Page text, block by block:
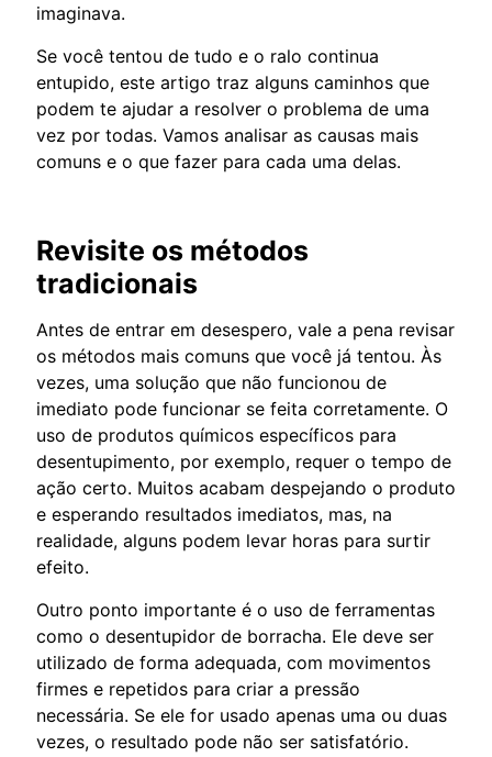
imaginava.
Se você tentou de tudo e o ralo continua
entupido, este artigo traz alguns caminhos que
podem te ajudar a resolver o problema de uma
vez por todas. Vamos analisar as causas mais
comuns e o que fazer para cada uma delas.
Revisite os métodos
tradicionais
Antes de entrar em desespero, vale a pena revisar
os métodos mais comuns que você já tentou. Às
vezes, uma solução que não funcionou de
imediato pode funcionar se feita corretamente. O
uso de produtos químicos específicos para
desentupimento, por exemplo, requer o tempo de
ação certo. Muitos acabam despejando o produto
e esperando resultados imediatos, mas, na
realidade, alguns podem levar horas para surtir
efeito.
Outro ponto importante é o uso de ferramentas
como o desentupidor de borracha. Ele deve ser
utilizado de forma adequada, com movimentos
firmes e repetidos para criar a pressão
necessária. Se ele for usado apenas uma ou duas
vezes, o resultado pode não ser satisfatório.